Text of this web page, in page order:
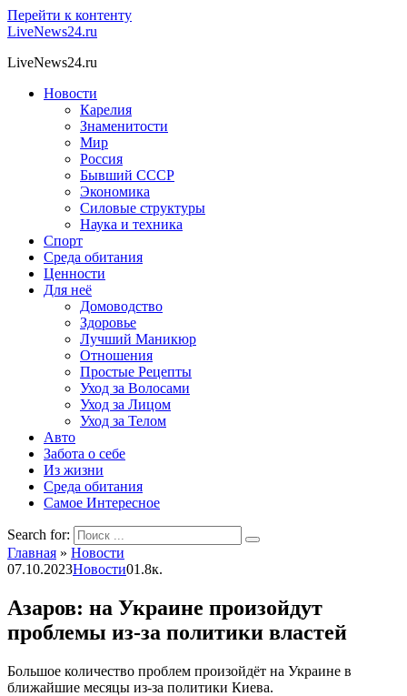
Перейти к контенту
LiveNews24.ru
LiveNews24.ru
Новости
Карелия
Знаменитости
Мир
Россия
Бывший СССР
Экономика
Силовые структуры
Наука и техника
Спорт
Среда обитания
Ценности
Для неё
Домоводство
Здоровье
Лучший Маникюр
Отношения
Простые Рецепты
Уход за Волосами
Уход за Лицом
Уход за Телом
Авто
Забота о себе
Из жизни
Среда обитания
Самое Интересное
Search for:
Главная » Новости
07.10.2023Новости01.8к.
Азаров: на Украине произойдут
проблемы из-за политики властей
Большое количество проблем произойдёт на Украине в
ближайшие месяцы из-за политики Киева.